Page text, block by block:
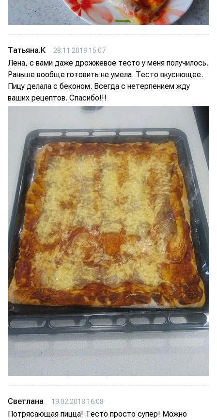
Татьяна.К 28.11.2019 15:07
Лена, с вами даже дрожжевое тесто у меня получилось.
Раньше вообще готовить не умела. Тесто вкуснющее.
Пицу делала с беконом. Всегда с нетерпением жду
ваших рецептов. Спасибо!!!
Светлана 19.02.2018 16:08
Потрясающая пицца! Тесто просто супер! Можно